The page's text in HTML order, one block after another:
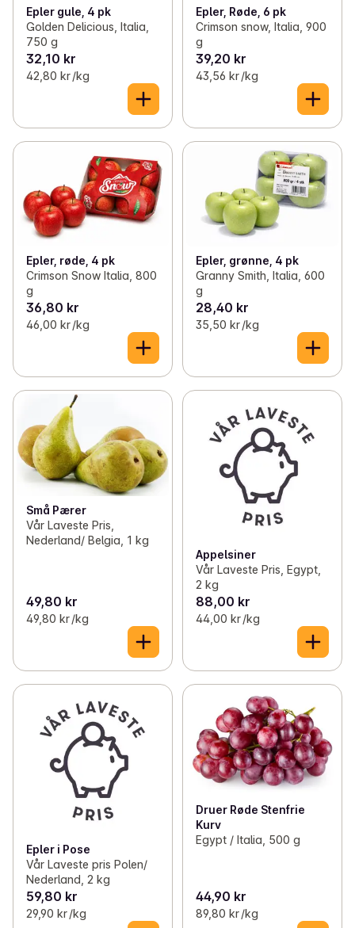
Epler gule, 4 pk
Golden Delicious, Italia,
750 g
32,10 kr
42,80 kr /kg
Epler, Røde, 6 pk
Crimson snow, Italia, 900
g
39,20 kr
43,56 kr /kg
Epler, røde, 4 pk
Crimson Snow Italia, 800
g
36,80 kr
46,00 kr /kg
Epler, grønne, 4 pk
Granny Smith, Italia, 600
g
28,40 kr
35,50 kr /kg
Små Pærer
Vår Laveste Pris,
Nederland/ Belgia, 1 kg
49,80 kr
49,80 kr /kg
Appelsiner
Vår Laveste Pris, Egypt,
2 kg
88,00 kr
44,00 kr /kg
Epler i Pose
Vår Laveste pris Polen/
Nederland, 2 kg
59,80 kr
29,90 kr /kg
Druer Røde Stenfrie
Kurv
Egypt / Italia, 500 g
44,90 kr
89,80 kr /kg